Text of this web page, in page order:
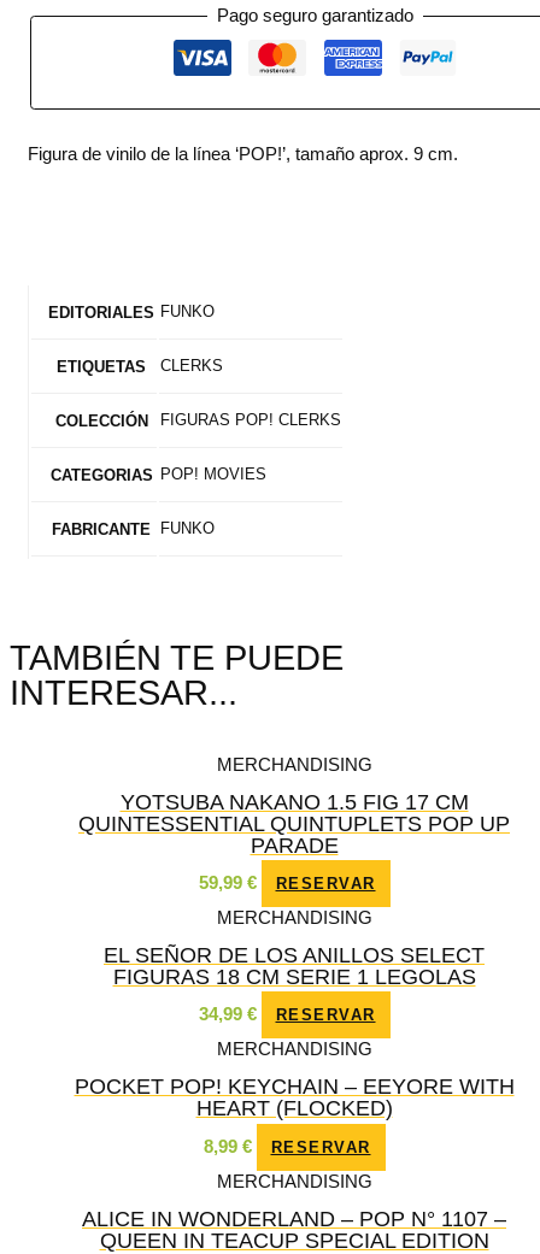
Pago seguro garantizado
Figura de vinilo de la línea ‘POP!’, tamaño aprox. 9 cm.
EDITORIALES FUNKO
ETIQUETAS CLERKS
COLECCIÓN FIGURAS POP! CLERKS
CATEGORIAS POP! MOVIES
FABRICANTE FUNKO
TAMBIÉN TE PUEDE
INTERESAR...
MERCHANDISING
YOTSUBA NAKANO 1.5 FIG 17 CM
QUINTESSENTIAL QUINTUPLETS POP UP
PARADE
59,99 € RESERVAR
MERCHANDISING
EL SEÑOR DE LOS ANILLOS SELECT
FIGURAS 18 CM SERIE 1 LEGOLAS
34,99 € RESERVAR
MERCHANDISING
POCKET POP! KEYCHAIN – EEYORE WITH
HEART (FLOCKED)
8,99 € RESERVAR
MERCHANDISING
ALICE IN WONDERLAND – POP N° 1107 –
QUEEN IN TEACUP SPECIAL EDITION